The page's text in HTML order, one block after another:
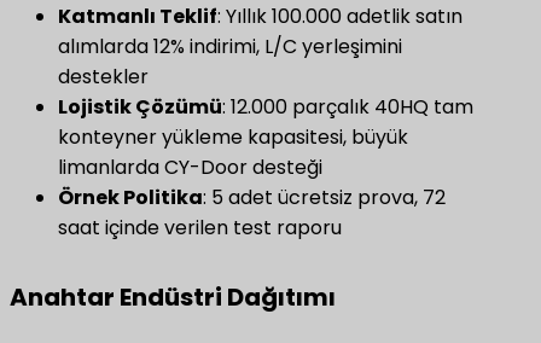
​Katmanlı Teklif​: Yıllık 100.000 adetlik satın
alımlarda 12% indirimi, L/C yerleşimini
destekler
Lojistik Çözümü​: 12.000 parçalık 40HQ tam
konteyner yükleme kapasitesi, büyük
limanlarda CY-Door desteği
Örnek Politika​: 5 adet ücretsiz prova, 72
saat içinde verilen test raporu
Anahtar Endüstri Dağıtımı